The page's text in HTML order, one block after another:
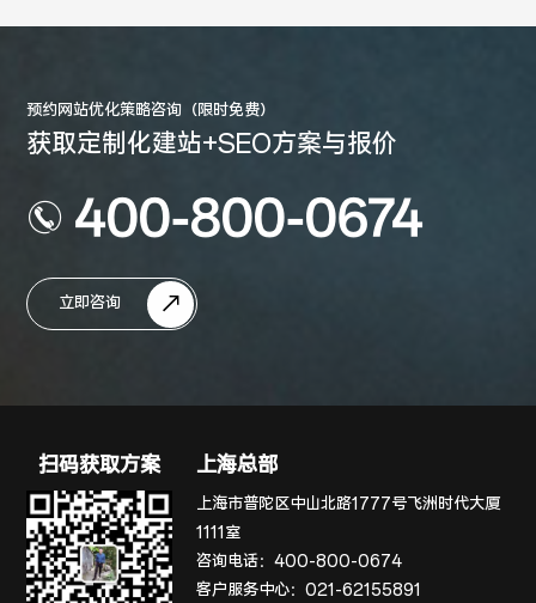
预约网站优化策略咨询（限时免费）
获取定制化建站+SEO方案与报价
400-800-0674
立即咨询
扫码获取方案 上海总部
上海市普陀区中山北路1777号飞洲时代大厦
1111室
咨询电话：400-800-0674
客户服务中心：021-62155891